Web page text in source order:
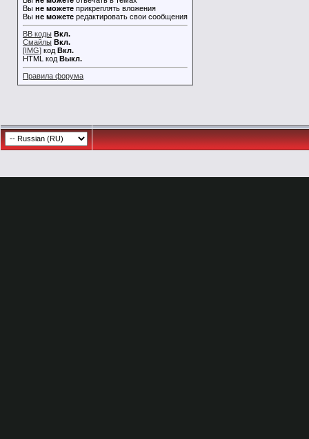
Вы не можете прикреплять вложения
Вы не можете редактировать свои сообщения
BB коды Вкл.
Смайлы Вкл.
[IMG] код Вкл.
HTML код Выкл.
Правила форума